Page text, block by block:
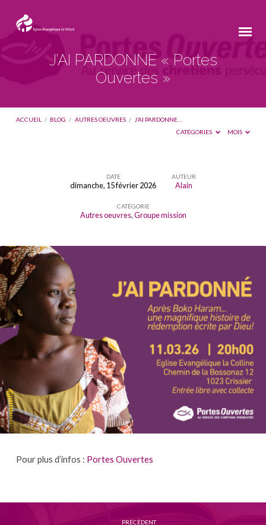
J’AI PARDONNE « Portes
Ouvertes »
ACCUEIL / BLOG / AUTRES OEUVRES / J’AI PARDONNE…
CATÉGORIES
MOIS
PARDONNE
Ouvertes »
DATE
dimanche, 15 février 2026
AUTEUR
Alain
CATÉGORIE
Autres oeuvres,Groupe mission
Pour plus d’infos : Portes Ouvertes
PRÉCÉDENT